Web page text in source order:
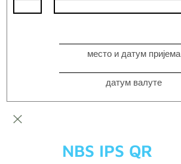
место и датум пријема
датум валуте
NBS IPS QR